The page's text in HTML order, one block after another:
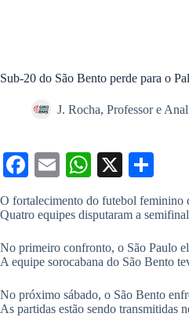
Sub-20 do São Bento perde para o
J. Rocha, Professor e
Fa
ce
bo
ok
E
m
ail
W
ha
ts
A
pp
X
ha
re
O fortalecimento do futebol feminino
Quatro equipes disputaram a
No primeiro confronto, o São Paulo
A equipe sorocabana do São Bento
No próximo sábado, o São Bento
As partidas estão sendo transmitidas